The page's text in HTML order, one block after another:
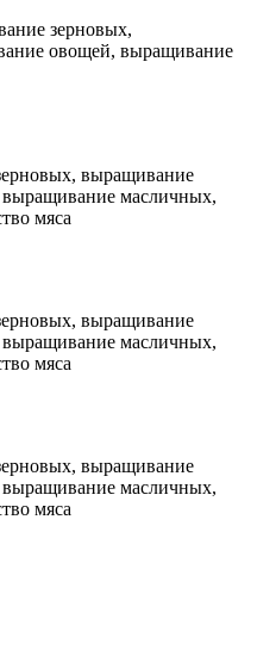
зерновых,
овощей, выращивание
выращивание
масличных,
мяса
выращивание
масличных,
мяса
выращивание
масличных,
мяса